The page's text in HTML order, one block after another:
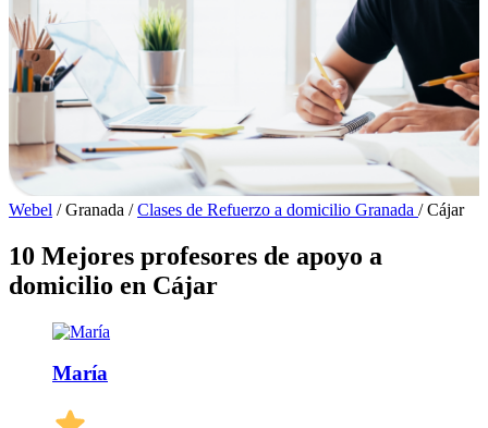
Webel / Granada / Clases de Refuerzo a domicilio Granada / Cájar
10 Mejores profesores de apoyo a
domicilio en Cájar
María